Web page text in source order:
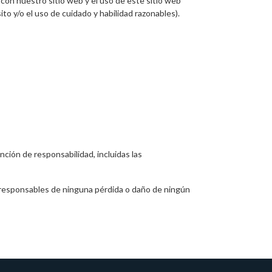
y/o el uso de cuidado y habilidad razonables).
de responsabilidad, incluidas las
de ninguna pérdida o daño de ningún